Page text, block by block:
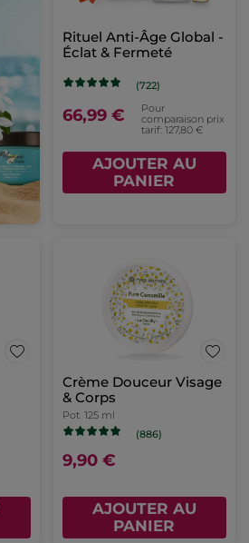
Rituel Anti-Âge Global -
Éclat & Fermeté
(722)
66,99 €
Pour
comparaison prix
tarif: 127,80 €
AJOUTER AU
PANIER
Crème Douceur Visage
& Corps
Pot 125 ml
(886)
9,90 €
AJOUTER AU
PANIER